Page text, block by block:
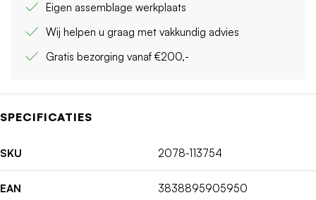
Eigen assemblage werkplaats
Wij helpen u graag met vakkundig advies
Gratis bezorging vanaf €200,-
SPECIFICATIES
SKU 2078-113754
EAN 3838895905950